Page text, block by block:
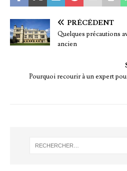
PRÉCÉDENT
Quelques précautions
ancien
Pourquoi recourir à un expert